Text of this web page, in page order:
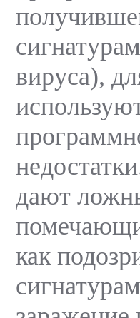
вируса),
дают
как